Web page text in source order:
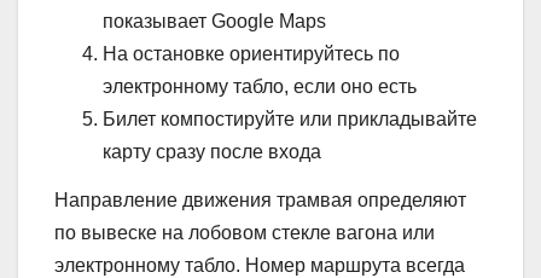
показывает Google Maps
На остановке ориентируйтесь по
электронному табло, если оно есть
Билет компостируйте или прикладывайте
карту сразу после входа
Направление движения трамвая определяют
по вывеске на лобовом стекле вагона или
электронному табло. Номер маршрута всегда